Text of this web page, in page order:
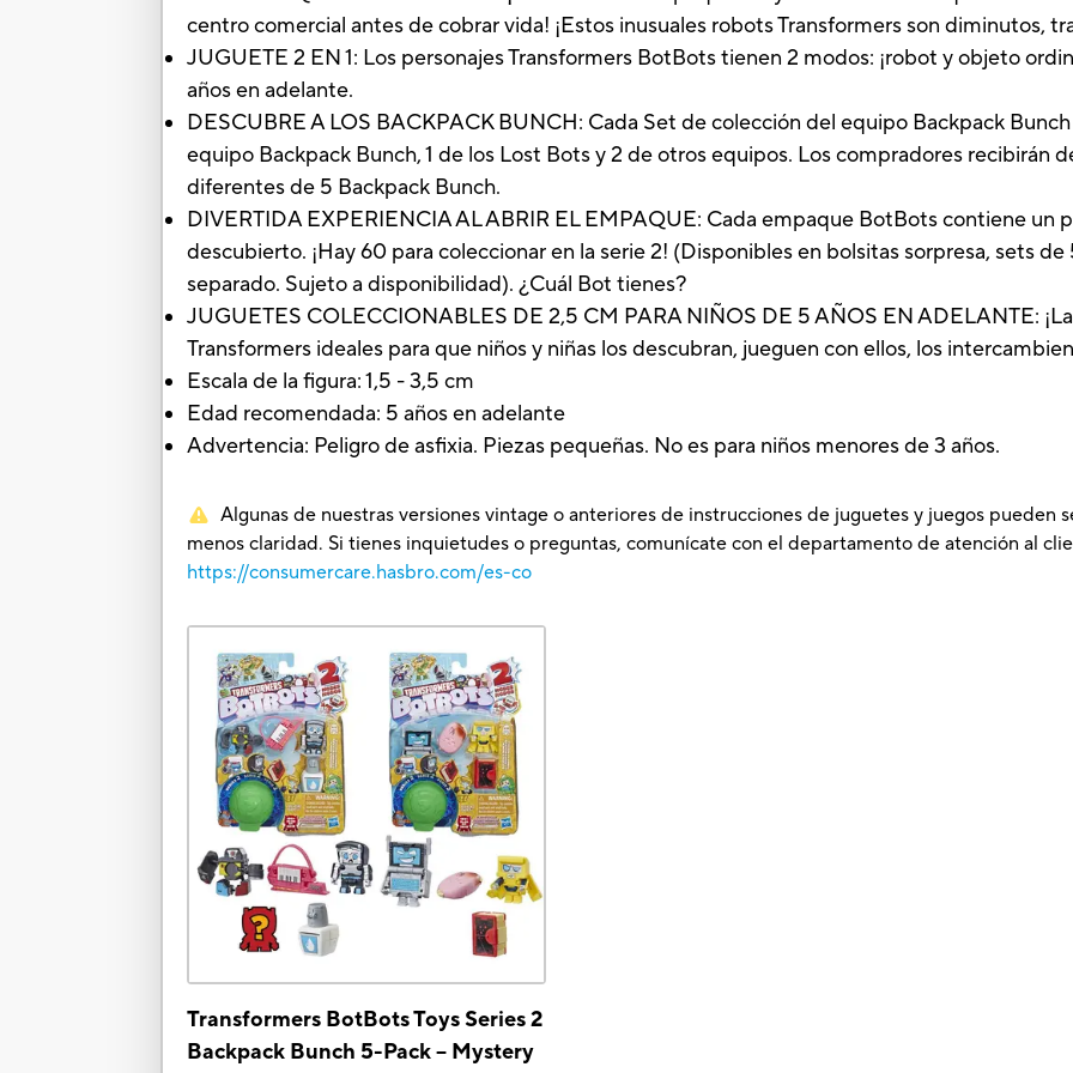
centro comercial antes de cobrar vida! ¡Estos inusuales robots Transformers son diminutos,
JUGUETE 2 EN 1: Los personajes Transformers BotBots tienen 2 modos: ¡robot y objeto
años en adelante.
DESCUBRE A LOS BACKPACK BUNCH: Cada Set de colección del equipo Backpack
equipo Backpack Bunch, 1 de los Lost Bots y 2 de otros equipos. Los compradores recibirán
diferentes de 5 Backpack Bunch.
DIVERTIDA EXPERIENCIA AL ABRIR EL EMPAQUE: Cada empaque BotBots contiene un
descubierto. ¡Hay 60 para coleccionar en la serie 2! (Disponibles en bolsitas sorpresa, sets
separado. Sujeto a disponibilidad). ¿Cuál Bot tienes?
JUGUETES COLECCIONABLES DE 2,5 CM PARA NIÑOS DE 5 AÑOS EN ADELANTE:
Transformers ideales para que niños y niñas los descubran, jueguen con ellos, los
Escala de la figura: 1,5 - 3,5 cm
Edad recomendada: 5 años en adelante
Advertencia: Peligro de asfixia. Piezas pequeñas. No es para niños menores de 3 años.
Algunas de nuestras versiones vintage o anteriores de instrucciones de juguetes y juegos pueden
menos claridad. Si tienes inquietudes o preguntas, comunícate con el departamento de atención al
https://consumercare.hasbro.com/es-co
Transformers BotBots Toys Series 2
Backpack Bunch 5-Pack – Mystery